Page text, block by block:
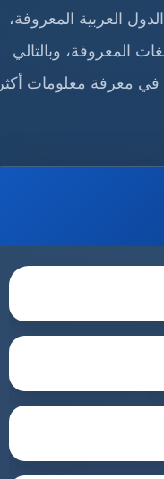
العربية المعروفة،
المعروفة، وبالتالي
معرفة معلومات أكثر